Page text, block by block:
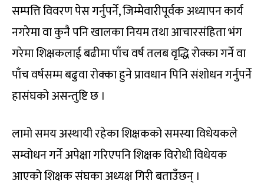
सम्पत्ति विवरण पेस गर्नुपर्ने, जिम्मेवारीपूर्वक अध्यापन कार्य
नगरेमा वा कुनै पनि खालका नियम तथा आचारसंहिता भंग
गरेमा शिक्षकलाई बढीमा पाँच वर्ष तलब वृद्धि रोक्का गर्ने वा
पाँच वर्षसम्म बढुवा रोक्का हुने प्रावधान पिनि संशोधन गर्नुपर्ने
हासंघको असन्तुष्टि छ ।
लामो समय अस्थायी रहेका शिक्षकको समस्या विधेयकले
सम्वोधन गर्ने अपेक्षा गरिएपनि शिक्षक विरोधी विधेयक
आएको शिक्षक संघका अध्यक्ष गिरी बताउँछन् ।